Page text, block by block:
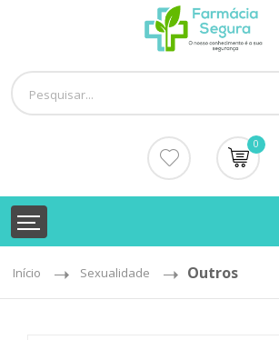
0
Início Sexualidade Outros